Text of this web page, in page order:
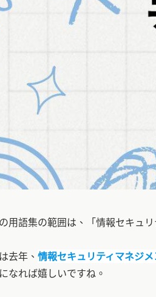
用語集の範囲は、「情報セキュ
去年、 情報セキュリティマネジ
なれば嬉しいですね。